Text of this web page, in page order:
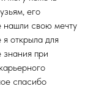
его
нашли свою мечту
открыла для
знания при
спасибо